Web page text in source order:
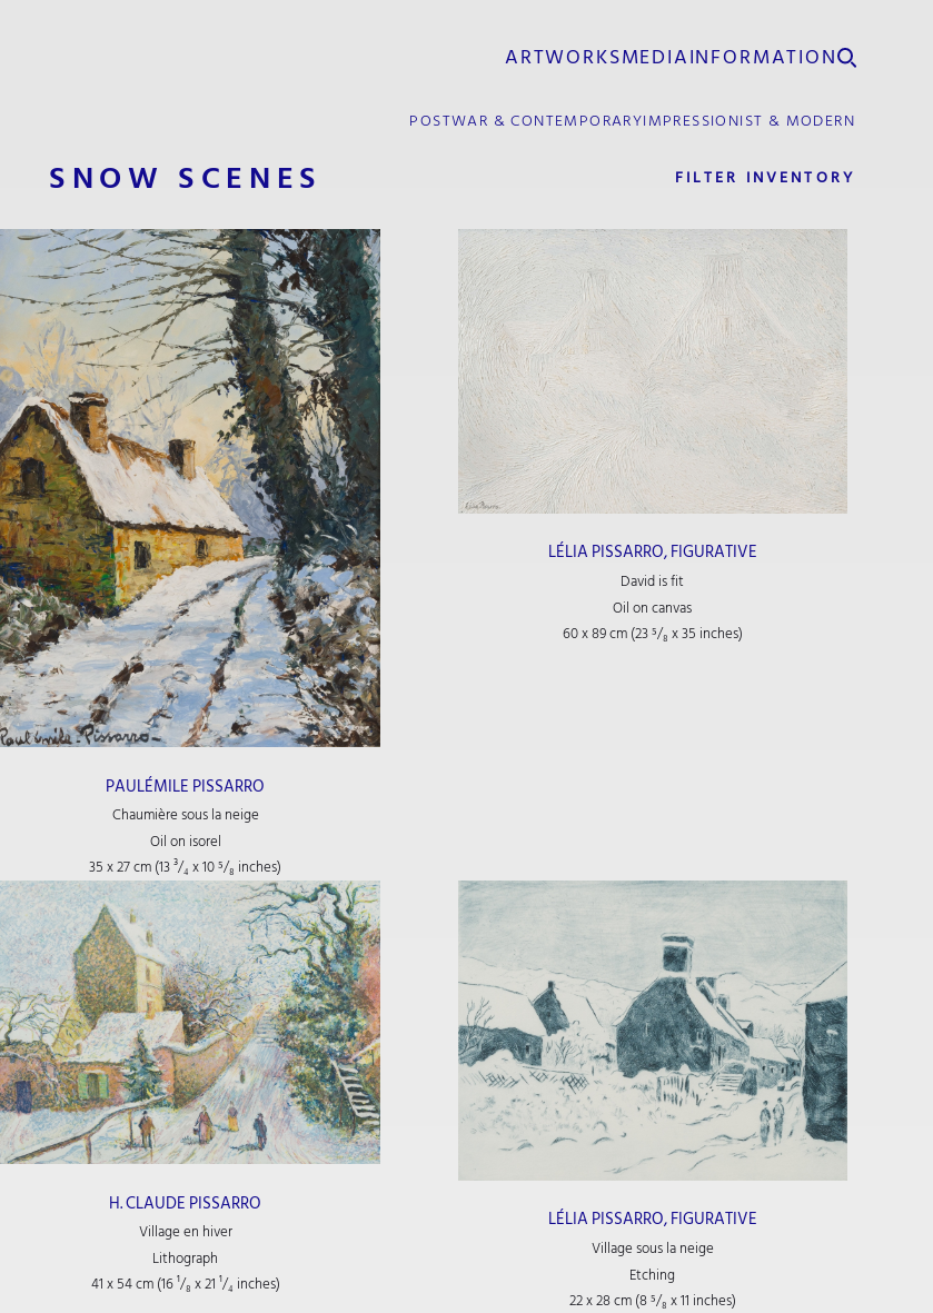
ARTWORKSMEDIAINFORMATION
POSTWAR & CONTEMPORARYIMPRESSIONIST & MODERN
SNOW SCENES FILTER INVENTORY
PAULÉMILE PISSARRO
Chaumière sous la neige
Oil on isorel
35 x 27 cm (13³/₄ x 10⁵/₈ inches)
LÉLIA PISSARRO, FIGURATIVE
David is fit
Oil on canvas
60 x 89 cm (23⁵/₈ x 35 inches)
H. CLAUDE PISSARRO
Village en hiver
Lithograph
41 x 54 cm (16¹/₈ x 21 ¹/₄ inches)
LÉLIA PISSARRO, FIGURATIVE
Village sous la neige
Etching
22 x 28 cm (8⁵/₈ x 11 inches)